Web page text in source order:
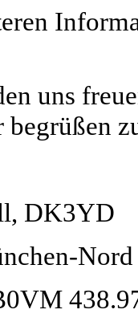
uns
begrüßen
DK3YD
Nord